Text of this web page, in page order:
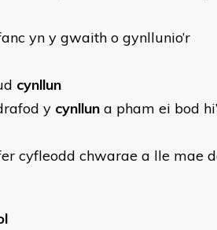
yn y gwaith o gynllunio’r
cynllun
y cynllun a pham ei bod
cyfleodd chwarae a lle mae